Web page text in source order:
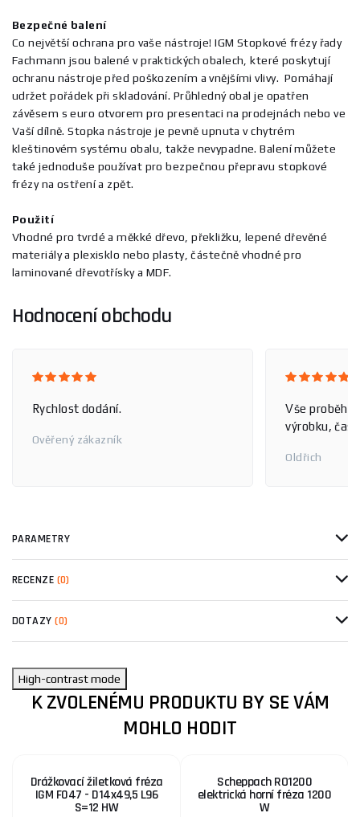
Bezpečné balení
Co největší ochrana pro vaše nástroje! IGM Stopkové frézy řady
Fachmann jsou balené v praktických obalech, které poskytují
ochranu nástroje před poškozením a vnějšími vlivy. Pomáhají
udržet pořádek při skladování. Průhledný obal je opatřen
závěsem s euro otvorem pro presentaci na prodejnách nebo ve
Vaší dílně. Stopka nástroje je pevně upnuta v chytrém
kleštinovém systému obalu, takže nevypadne. Balení můžete
také jednoduše používat pro bezpečnou přepravu stopkové
frézy na ostření a zpět.
Použití
Vhodné pro tvrdé a měkké dřevo, překližku, lepené dřevěné
materiály a plexisklo nebo plasty, částečně vhodné pro
laminované dřevotřísky a MDF.
Hodnocení obchodu
Rychlost dodání.
Ověřený zákazník
Vše
výrobku, čas
Oldřich
PARAMETRY
RECENZE (0)
DOTAZY(0)
High-contrast mode
K ZVOLENÉMU PRODUKTU BY SE VÁM
MOHLO HODIT
Drážkovací žiletková fréza
IGM F047 - D14x49,5 L96
S=12 HW
Scheppach RO1200
elektrická horní fréza 1200
W